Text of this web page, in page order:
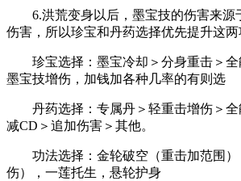
6.洪荒变身以后，墨宝技的伤害来源
伤害，所以珍宝和丹药选择优先提升这两
珍宝选择：墨宝冷却＞分身重击＞全
墨宝技增伤，加钱加各种几率的有则选
丹药选择：专属丹＞轻重击增伤＞全
减CD＞追加伤害＞其他。
功法选择：金轮破空（重击加范围）
伤），一莲托生，悬轮护身